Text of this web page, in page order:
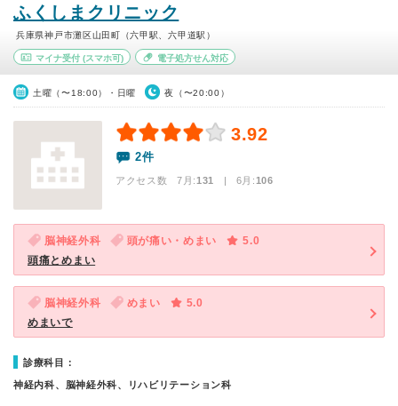
ふくしまクリニック
兵庫県神戸市灘区山田町（六甲駅、六甲道駅）
マイナ受付 (スマホ可) 電子処方せん対応
土曜（〜18:00）・日曜 夜（〜20:00）
3.92
2件
アクセス数 7月:131 | 6月:106
脳神経外科 頭が痛い・めまい
5.0
頭痛とめまい
脳神経外科 めまい
5.0
めまいで
診療科目：
神経内科、脳神経外科、リハビリテーション科